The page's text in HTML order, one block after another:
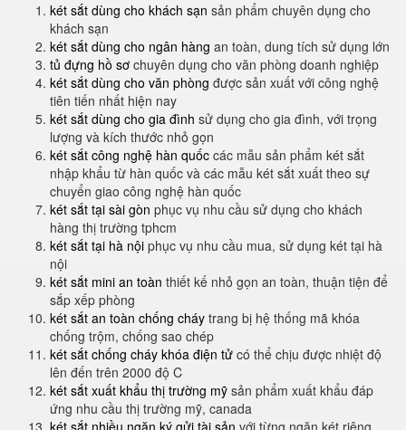
két sắt dùng cho khách sạn sản phẩm chuyên dụng cho
khách sạn
két sắt dùng cho ngân hàng an toàn, dung tích sử dụng lớn
tủ đựng hồ sơ chuyên dụng cho văn phòng doanh nghiệp
két sắt dùng cho văn phòng được sản xuất với công nghệ
tiên tiến nhất hiện nay
két sắt dùng cho gia đình sử dụng cho gia đình, với trọng
lượng và kích thước nhỏ gọn
két sắt công nghệ hàn quốc các mẫu sản phẩm két sắt
nhập khẩu từ hàn quốc và các mẫu két sắt xuất theo sự
chuyển giao công nghệ hàn quốc
két sắt tại sài gòn phục vụ nhu cầu sử dụng cho khách
hàng thị trường tphcm
két sắt tại hà nội phục vụ nhu cầu mua, sử dụng két tại hà
nội
két sắt mini an toàn thiết kế nhỏ gọn an toàn, thuận tiện để
sắp xếp phòng
két sắt an toàn chống cháy trang bị hệ thống mã khóa
chống trộm, chống sao chép
két sắt chống cháy khóa điện tử có thể chịu được nhiệt độ
lên đến trên 2000 độ C
két sắt xuất khẩu thị trường mỹ sản phẩm xuất khẩu đáp
ứng nhu cầu thị trường mỹ, canada